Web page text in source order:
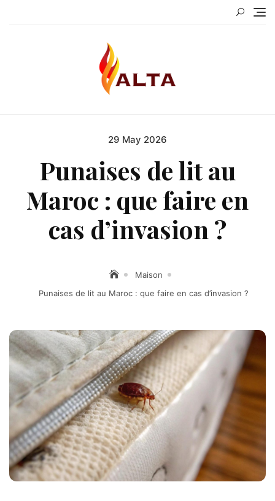
Posted
29 May 2026
Punaises de lit au
Maroc : que faire en
cas d’invasion ?
Maison
Punaises de lit au Maroc : que faire en cas d’invasion ?